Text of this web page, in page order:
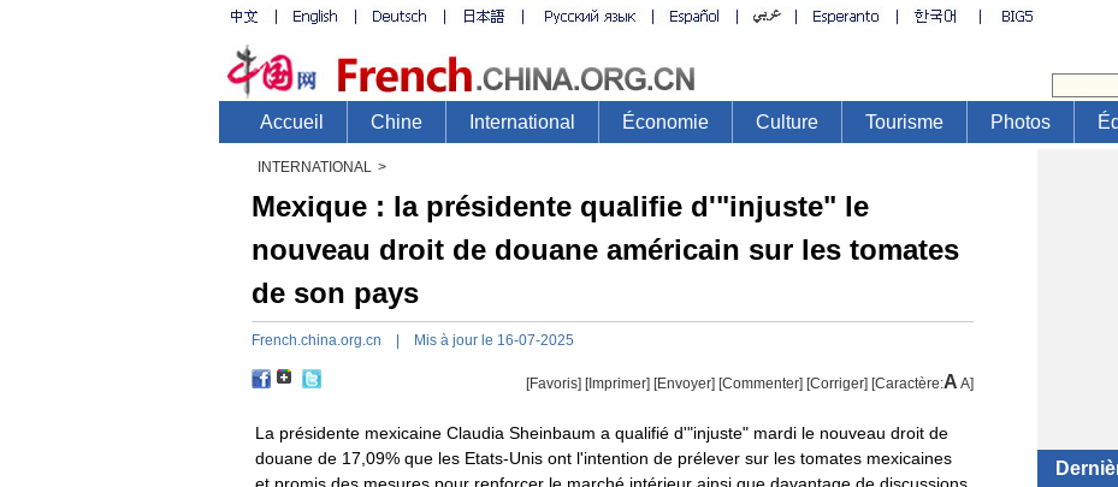
INTERNATIONAL >
Mexique : la présidente qualifie d'"injuste" le
nouveau droit de douane américain sur les tomates
de son pays
French.china.org.cn | Mis à jour le 16-07-2025
[Favoris] [Imprimer] [Envoyer] [Commenter] [Corriger] [Caractère:A A]
La présidente mexicaine Claudia Sheinbaum a qualifié d'"injuste" mardi le nouveau droit de
douane de 17,09% que les Etats-Unis ont l'intention de prélever sur les tomates mexicaines